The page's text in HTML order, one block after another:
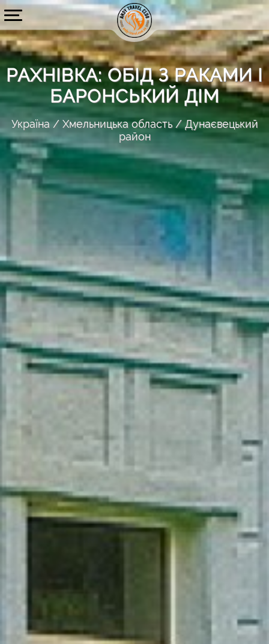
РАХНІВКА: ОБІД З РАКАМИ І
БАРОНСЬКИЙ ДІМ
Україна Хмельницька область
Дунаєвецький
район